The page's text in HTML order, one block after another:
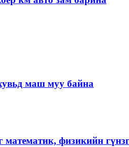
маш муу байна
физикийн